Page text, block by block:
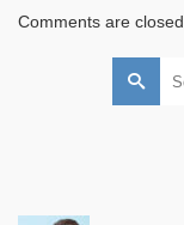
Comments are closed.
Search
for: